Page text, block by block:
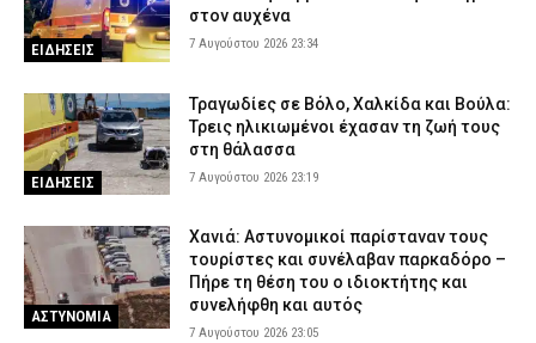
Κορινθία: Μήνυμα του 112 για φωτιά στο Στεφάνι –
«Παραμείνετε σε ετοιμότητα»
ΕΙΔΗΣΕΙΣ 7 Αυγούστου 2026 16:35
Πιερία: Συνελήφθησαν δύο άνδρες που διέρρηξαν ΙΧ και άρπαξαν
αντικείμενα αξίας άνω των 19.000 ευρώ
ΑΣΤΥΝΟΜΙΑ 7 Αυγούστου 2026 16:23
ΕΙΔΗΣΕΙΣ
στον αυχένα
7 Αυγούστου 2026 23:34
ΕΙΔΗΣΕΙΣ
Τραγωδίες σε Βόλο, Χαλκίδα και Βούλα:
Τρεις ηλικιωμένοι έχασαν τη ζωή τους
στη θάλασσα
7 Αυγούστου 2026 23:19
ΑΣΤΥΝΟΜΙΑ
Χανιά: Αστυνομικοί παρίσταναν τους
τουρίστες και συνέλαβαν παρκαδόρο –
Πήρε τη θέση του ο ιδιοκτήτης και
συνελήφθη και αυτός
7 Αυγούστου 2026 23:05